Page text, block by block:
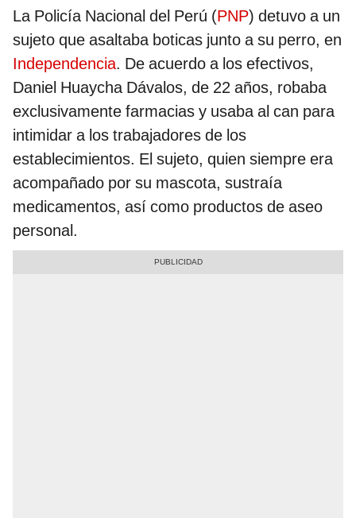
La Policía Nacional del Perú (PNP) detuvo a un
sujeto que asaltaba boticas junto a su perro, en
Independencia. De acuerdo a los efectivos,
Daniel Huaycha Dávalos, de 22 años, robaba
exclusivamente farmacias y usaba al can para
intimidar a los trabajadores de los
establecimientos. El sujeto, quien siempre era
acompañado por su mascota, sustraía
medicamentos, así como productos de aseo
personal.